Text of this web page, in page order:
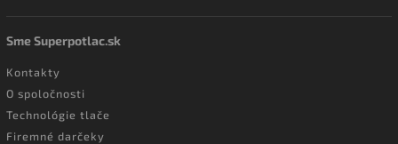
Sme Superpotlac.sk
Kontakty
O spoločnosti
Technológie tlače
Firemné darčeky